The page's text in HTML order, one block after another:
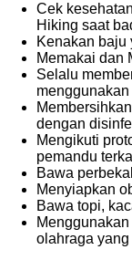
Cek
Hiking saat
Kenakan baju
Memakai dan
Selalu
menggunakan
dengan
Mengikuti
pemandu
Bawa
Menyiapkan
Bawa topi,
olahraga